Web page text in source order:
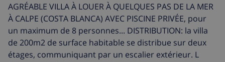
AGRÉABLE VILLA À LOUER À QUELQUES PAS DE LA MER
À CALPE (COSTA BLANCA) AVEC PISCINE PRIVÉE, pour
un maximum de 8 personnes... DISTRIBUTION: la villa
de 200m2 de surface habitable se distribue sur deux
étages, communiquant par un escalier extérieur. L